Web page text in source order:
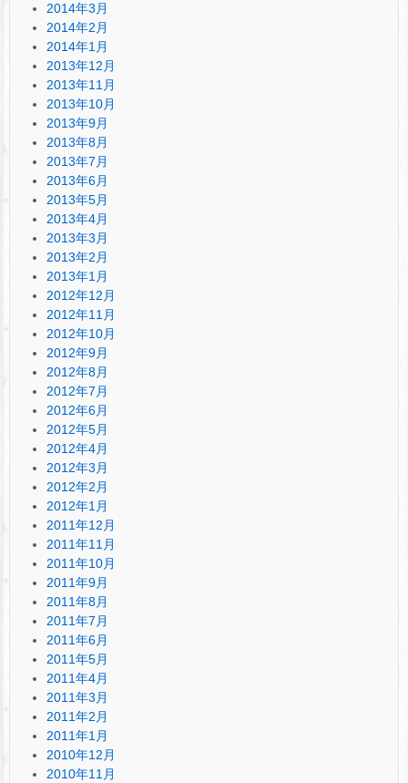
2014年3月
2014年2月
2014年1月
2013年12月
2013年11月
2013年10月
2013年9月
2013年8月
2013年7月
2013年6月
2013年5月
2013年4月
2013年3月
2013年2月
2013年1月
2012年12月
2012年11月
2012年10月
2012年9月
2012年8月
2012年7月
2012年6月
2012年5月
2012年4月
2012年3月
2012年2月
2012年1月
2011年12月
2011年11月
2011年10月
2011年9月
2011年8月
2011年7月
2011年6月
2011年5月
2011年4月
2011年3月
2011年2月
2011年1月
2010年12月
2010年11月